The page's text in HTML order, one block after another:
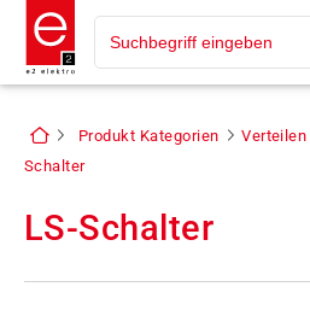
Produkt Kategorien Verteilen
Schalter
LS-Schalter